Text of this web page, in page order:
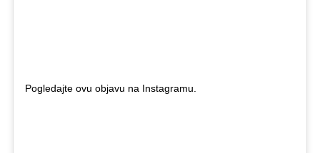
Pogledajte ovu objavu na Instagramu.